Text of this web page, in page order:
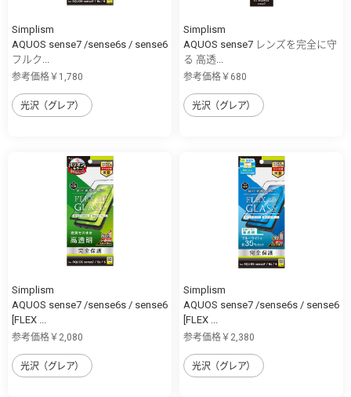
Simplism
AQUOS sense7 /sense6s / sense6
フルク...
参考価格￥1,780
光沢（グレア）
Simplism
AQUOS sense7 レンズを完全に守
る 高透...
参考価格￥680
光沢（グレア）
Simplism
AQUOS sense7 /sense6s / sense6
[FLEX ...
参考価格￥2,080
光沢（グレア）
Simplism
AQUOS sense7 /sense6s / sense6
[FLEX ...
参考価格￥2,380
光沢（グレア）